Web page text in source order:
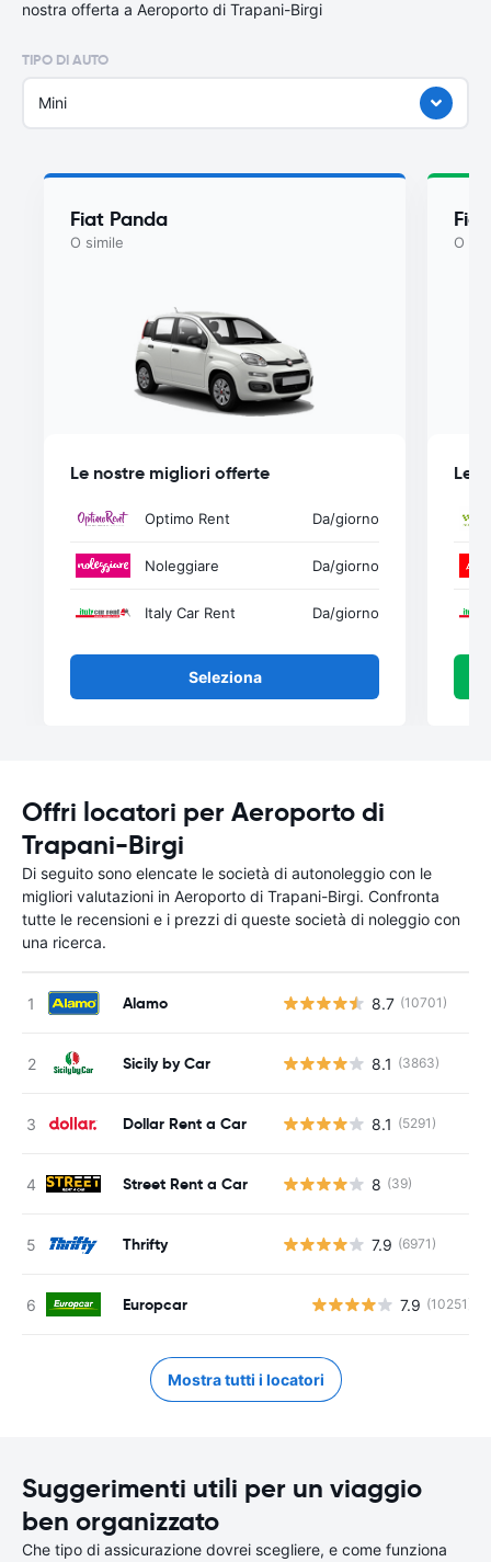
nostra offerta a Aeroporto di Trapani-Birgi
TIPO DI AUTO
Mini
Fiat Panda
O simile
Le nostre migliori offerte
Optimo Rent Da/giorno
Noleggiare Da/giorno
Italy Car Rent Da/giorno
Seleziona
O
Le
Offri locatori per Aeroporto di
Trapani-Birgi
Di seguito sono elencate le società di autonoleggio con le
migliori valutazioni in Aeroporto di Trapani-Birgi. Confronta
tutte le recensioni e i prezzi di queste società di noleggio con
una ricerca.
Alamo 8.7 (10701)
Sicily by Car 8.1 (3863)
Dollar Rent a Car 8.1 (5291)
Street Rent a Car 8 (39)
Thrifty 7.9 (6971)
Europcar 7.9 (10251)
Mostra tutti i locatori
Suggerimenti utili per un viaggio
ben organizzato
Che tipo di assicurazione dovrei scegliere, e come funziona